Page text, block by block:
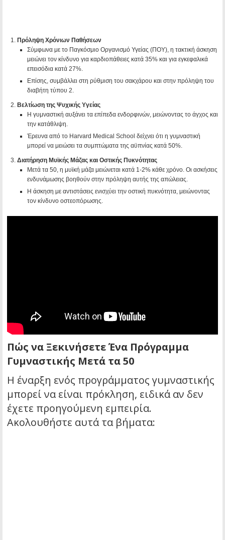
Πρόληψη Χρόνιων Παθήσεων
Σύμφωνα με το Παγκόσμιο Οργανισμό Υγείας (ΠΟΥ), η τακτική άσκηση
μειώνει τον κίνδυνο για καρδιοπάθειες κατά 35% και για εγκεφαλικά
επεισόδια κατά 27%.
Επίσης, συμβάλλει στη ρύθμιση του σακχάρου και στην πρόληψη του
διαβήτη τύπου 2.
Βελτίωση της Ψυχικής Υγείας
Η γυμναστική αυξάνει τα επίπεδα ενδορφινών, μειώνοντας το άγχος και
την κατάθλιψη.
Έρευνα από το Harvard Medical School δείχνει ότι η γυμναστική
μπορεί να μειώσει τα συμπτώματα της αϋπνίας κατά 50%.
Διατήρηση Μυϊκής Μάζας και Οστικής Πυκνότητας
Μετά τα 50, η μυϊκή μάζα μειώνεται κατά 1-2% κάθε χρόνο. Οι ασκήσεις
ενδυνάμωσης βοηθούν στην πρόληψη αυτής της απώλειας.
Η άσκηση με αντιστάσεις ενισχύει την οστική πυκνότητα, μειώνοντας
τον κίνδυνο οστεοπόρωσης.
Πώς να Ξεκινήσετε Ένα Πρόγραμμα
Γυμναστικής Μετά τα 50
Η έναρξη ενός προγράμματος γυμναστικής
μπορεί να είναι πρόκληση, ειδικά αν δεν
έχετε προηγούμενη εμπειρία.
Ακολουθήστε αυτά τα βήματα: